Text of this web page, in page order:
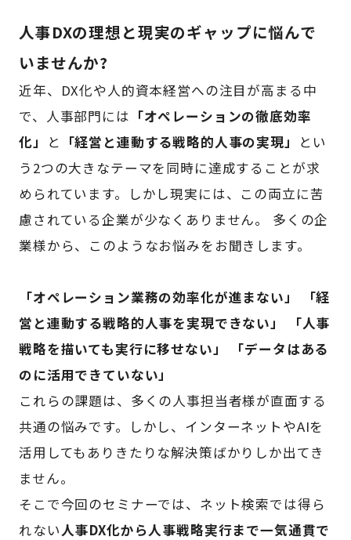
人事DXの理想と現実のギャップに悩んで
いませんか?
近年、DX化や人的資本経営への注目が高まる中
で、人事部門には 「オペレーションの徹底効率
化」
と 「経営と連動する戦略的人事の実現」
とい
う2つの大きなテーマを同時に達成することが求
められています。しかし現実には、この両立に苦
慮されている企業が少なくありません。 多くの企
業様から、このようなお悩みをお聞きします。
「オペレーション業務の効率化が進まない」 「経
営と連動する戦略的人事を実現できない」 「人事
戦略を描いても実行に移せない」 「データはある
のに活用できていない」
これらの課題は、多くの人事担当者様が直面する
共通の悩みです。しかし、インターネットやAIを
活用してもありきたりな解決策ばかりしか出てき
ません。
そこで今回のセミナーでは、ネット検索では得ら
れない人事DX化から人事戦略実行まで一気通貫で